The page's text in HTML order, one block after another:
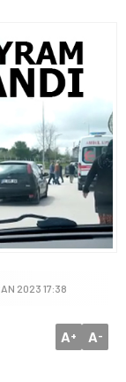
2023 17:38
A+ A-